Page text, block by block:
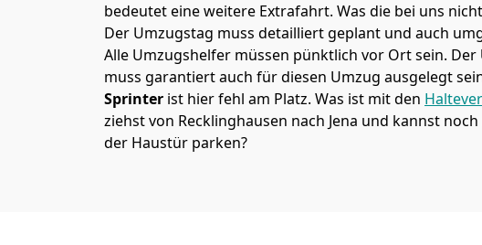
bedeutet eine weitere Extrafahrt. Was die bei uns
Der Umzugstag muss detailliert geplant und auch
Alle Umzugshelfer müssen pünktlich vor Ort sein. Der
muss garantiert auch für diesen Umzug ausgelegt
Sprinter ist hier fehl am Platz. Was ist mit den
ziehst von Recklinghausen nach Jena und kannst
der Haustür parken?